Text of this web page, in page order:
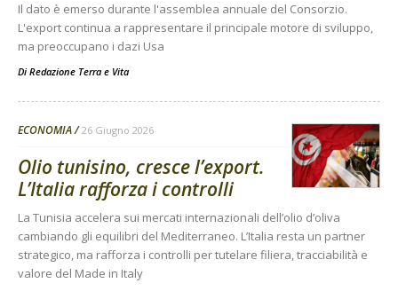
Il dato è emerso durante l'assemblea annuale del Consorzio.
L'export continua a rappresentare il principale motore di sviluppo,
ma preoccupano i dazi Usa
Di Redazione Terra e Vita
ECONOMIA 26 Giugno 2026
Olio tunisino, cresce l’export.
L’Italia rafforza i controlli
La Tunisia accelera sui mercati internazionali dell’olio d’oliva
cambiando gli equilibri del Mediterraneo. L’Italia resta un partner
strategico, ma rafforza i controlli per tutelare filiera, tracciabilità e
valore del Made in Italy